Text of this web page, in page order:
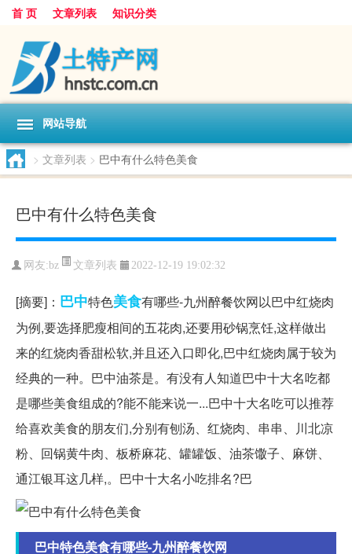
首 页 文章列表 知识分类
网站导航
> 文章列表 > 巴中有什么特色美食
巴中有什么特色美食
网友:bz 文章列表 2022-12-19 19:02:32
[摘要]： 巴中特色美食有哪些-九州醉餐饮网以巴中红烧肉
为例,要选择肥瘦相间的五花肉,还要用砂锅烹饪,这样做出
来的红烧肉香甜松软,并且还入口即化,巴中红烧肉属于较为
经典的一种。巴中油茶是。有没有人知道巴中十大名吃都
是哪些美食组成的?能不能来说一...巴中十大名吃可以推荐
给喜欢美食的朋友们,分别有刨汤、红烧肉、串串、川北凉
粉、回锅黄牛肉、板桥麻花、罐罐饭、油茶馓子、麻饼、
通江银耳这几样,。巴中十大名小吃排名?巴
巴中特色美食有哪些-九州醉餐饮网